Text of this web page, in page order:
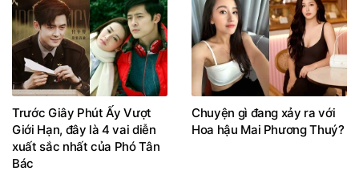
Trước Giây Phút Ấy Vượt
Giới Hạn, đây là 4 vai diễn
xuất sắc nhất của Phó Tân
Bác
Chuyện gì đang xảy ra với
Hoa hậu Mai Phương Thuý?